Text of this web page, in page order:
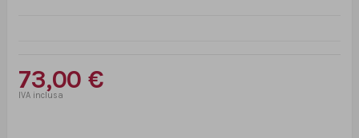
73,00 €